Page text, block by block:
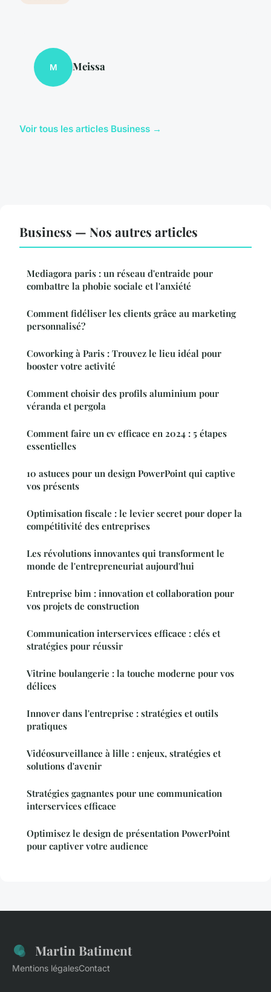
M Meissa
Voir tous les articles Business →
Business — Nos autres articles
Mediagora paris : un réseau d'entraide pour
combattre la phobie sociale et l'anxiété
Comment fidéliser les clients grâce au marketing
personnalisé?
Coworking à Paris : Trouvez le lieu idéal pour
booster votre activité
Comment choisir des profils aluminium pour
véranda et pergola
Comment faire un cv efficace en 2024 : 5 étapes
essentielles
10 astuces pour un design PowerPoint qui captive
vos présents
Optimisation fiscale : le levier secret pour doper la
compétitivité des entreprises
Les révolutions innovantes qui transforment le
monde de l'entrepreneuriat aujourd'hui
Entreprise bim : innovation et collaboration pour
vos projets de construction
Communication interservices efficace : clés et
stratégies pour réussir
Vitrine boulangerie : la touche moderne pour vos
délices
Innover dans l'entreprise : stratégies et outils
pratiques
Vidéosurveillance à lille : enjeux, stratégies et
solutions d'avenir
Stratégies gagnantes pour une communication
interservices efficace
Optimisez le design de présentation PowerPoint
pour captiver votre audience
Martin Batiment
Mentions légalesContact